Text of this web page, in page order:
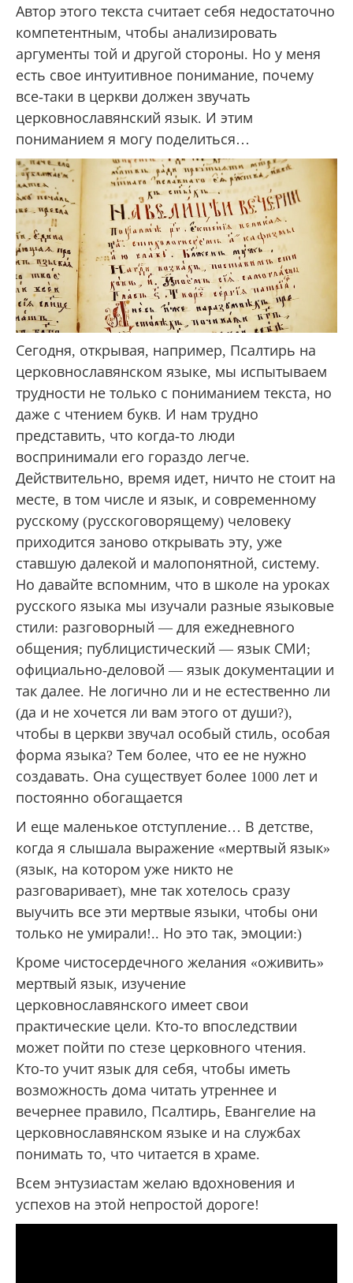
Автор этого текста считает себя недостаточно
компетентным, чтобы анализировать
аргументы той и другой стороны. Но у меня
есть свое интуитивное понимание, почему
все-таки в церкви должен звучать
церковнославянский язык. И этим
пониманием я могу поделиться…
Сегодня, открывая, например, Псалтирь на
церковнославянском языке, мы испытываем
трудности не только с пониманием текста, но
даже с чтением букв. И нам трудно
представить, что когда-то люди
воспринимали его гораздо легче.
Действительно, время идет, ничто не стоит на
месте, в том числе и язык, и современному
русскому (русскоговорящему) человеку
приходится заново открывать эту, уже
ставшую далекой и малопонятной, систему.
Но давайте вспомним, что в школе на уроках
русского языка мы изучали разные языковые
стили: разговорный — для ежедневного
общения; публицистический — язык СМИ;
официально-деловой — язык документации и
так далее. Не логично ли и не естественно ли
(да и не хочется ли вам этого от души?),
чтобы в церкви звучал особый стиль, особая
форма языка? Тем более, что ее не нужно
создавать. Она существует более 1000 лет и
постоянно обогащается
И еще маленькое отступление… В детстве,
когда я слышала выражение «мертвый язык»
(язык, на котором уже никто не
разговаривает), мне так хотелось сразу
выучить все эти мертвые языки, чтобы они
только не умирали!.. Но это так, эмоции:)
Кроме чистосердечного желания «оживить»
мертвый язык, изучение
церковнославянского имеет свои
практические цели. Кто-то впоследствии
может пойти по стезе церковного чтения.
Кто-то учит язык для себя, чтобы иметь
возможность дома читать утреннее и
вечернее правило, Псалтирь, Евангелие на
церковнославянском языке и на службах
понимать то, что читается в храме.
Всем энтузиастам желаю вдохновения и
успехов на этой непростой дороге!